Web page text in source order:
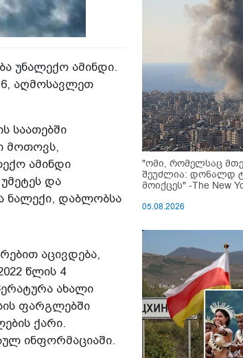
უნალექო ამინდი.
აღმოსავლეთ
საათებში
მოთოვს,
ამინდი
და
ნალექი, დაბლობსა
აცივდება,
წლის 4
ახალი
ფარგლებში
ქარი.
ინფორმაციაში.
"ომი, რომელსაც
შეუძლია: დონალდ
მოიქცეს" -The New
05.08.2026